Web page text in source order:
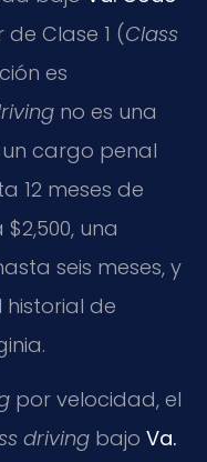
Clase 1 (Class
es
no es una
cargo penal
12 meses de
una
seis meses, y
de
por velocidad, el
driving bajo Va.